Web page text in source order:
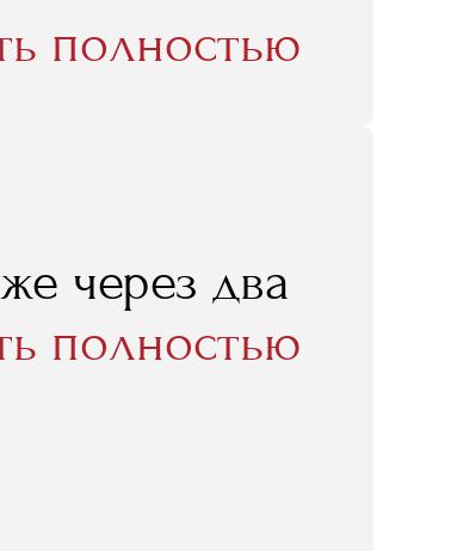
в RMA, и
полностью
через два
полностью